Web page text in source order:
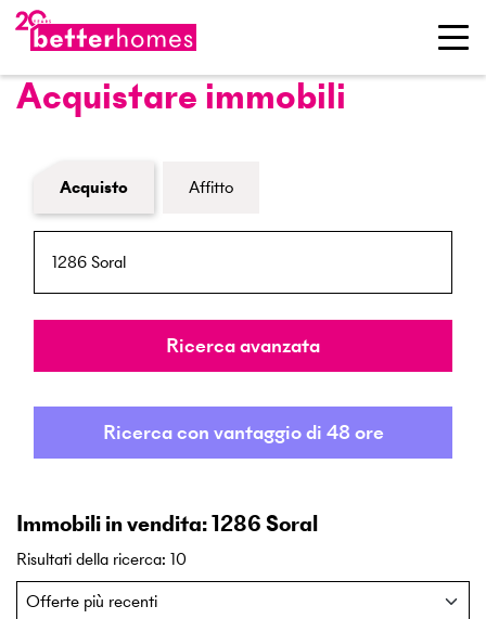
Acquistare immobili
Modulo di ricerca immobiliare
Acquisto Affitto
NPA / Località
Raggio
Ricerca avanzata
Ricerca con vantaggio di 48 ore
Immobili in vendita: 1286 Soral
Risultati della ricerca: 10